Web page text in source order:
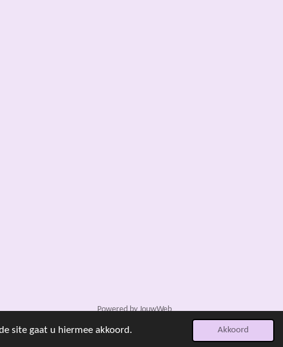
site gaat u hiermee akkoord. Akkoord
Powered byJouwWeb